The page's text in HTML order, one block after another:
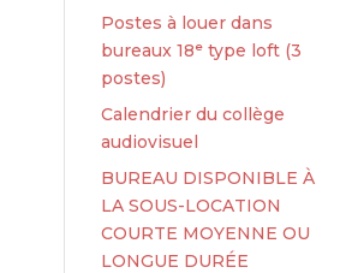
Postes à louer dans
bureaux 18ᵉ type loft (3
postes)
Calendrier du collège
audiovisuel
BUREAU DISPONIBLE À
LA SOUS-LOCATION
COURTE MOYENNE OU
LONGUE DURÉE